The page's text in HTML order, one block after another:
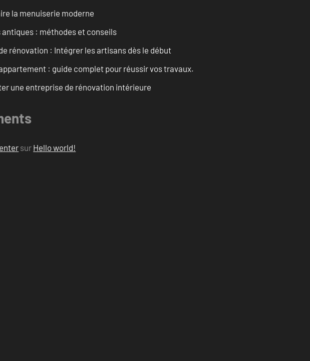
la menuiserie moderne
: méthodes et conseils
rénovation : Intégrer les artisans dès le début
: guide complet pour réussir vos travaux.
une entreprise de rénovation intérieure
sur Hello world!